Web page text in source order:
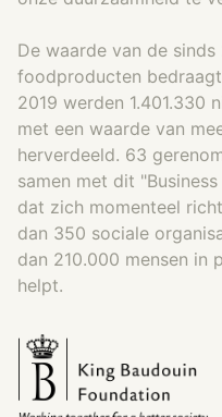
De waarde van de
foodproducten
2019 werden 1.401.330
met een waarde van
herverdeeld. 63
samen met dit
dat zich momenteel
dan 350 sociale
dan 210.000 mensen in
helpt.